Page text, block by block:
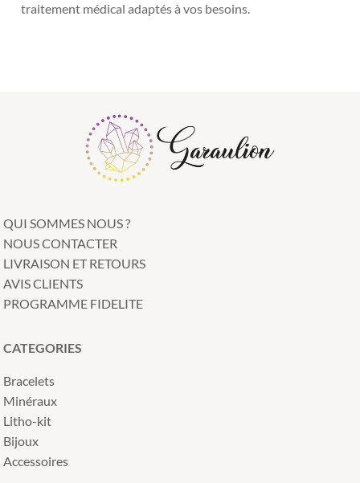
traitement médical adaptés à vos besoins.
QUI SOMMES NOUS ?
NOUS CONTACTER
LIVRAISON ET RETOURS
AVIS CLIENTS
PROGRAMME FIDELITE
CATEGORIES
Bracelets
Minéraux
Litho-kit
Bijoux
Accessoires